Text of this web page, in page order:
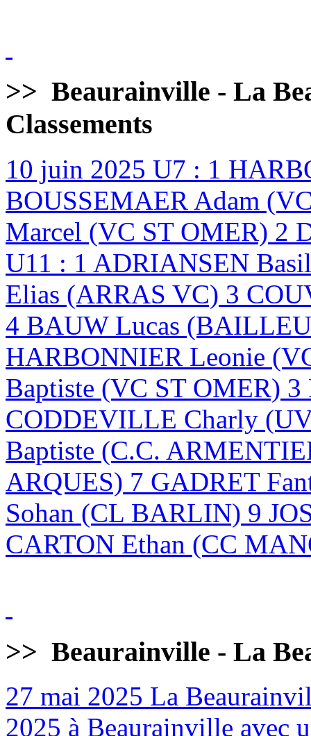
>> Beaurainville - La
Classements
10 juin 2025 U7 : 1
BOUSSEMAER Adam
Marcel (VC ST OMER) 2
U11 : 1 ADRIANSEN
Elias (ARRAS VC) 3
4 BAUW Lucas
HARBONNIER Leonie
Baptiste (VC ST OMER)
CODDEVILLE Charly
Baptiste (C.C.
ARQUES) 7 GADRET
Sohan (CL BARLIN) 9
CARTON Ethan (CC
>> Beaurainville - La
27 mai 2025 La
2025 à Beaurainville avec